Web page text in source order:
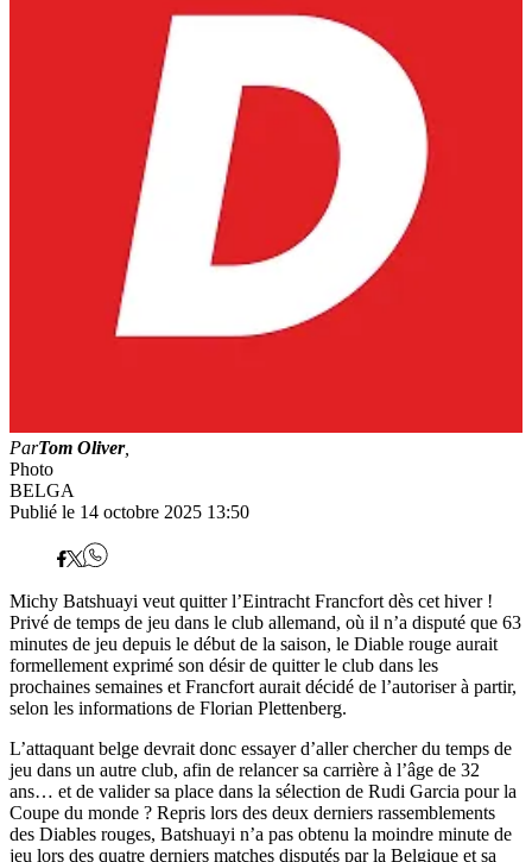
ParTom Oliver,
Photo
BELGA
Publié le 14 octobre 2025 13:50
Michy Batshuayi veut quitter l’Eintracht Francfort dès cet hiver !
Privé de temps de jeu dans le club allemand, où il n’a disputé que 63
minutes de jeu depuis le début de la saison, le Diable rouge aurait
formellement exprimé son désir de quitter le club dans les
prochaines semaines et Francfort aurait décidé de l’autoriser à partir,
selon les informations de Florian Plettenberg.
L’attaquant belge devrait donc essayer d’aller chercher du temps de
jeu dans un autre club, afin de relancer sa carrière à l’âge de 32
ans… et de valider sa place dans la sélection de Rudi Garcia pour la
Coupe du monde ? Repris lors des deux derniers rassemblements
des Diables rouges, Batshuayi n’a pas obtenu la moindre minute de
jeu lors des quatre derniers matches disputés par la Belgique et sa